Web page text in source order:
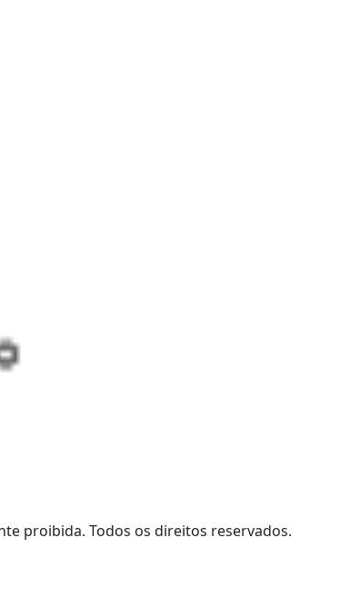
proibida. Todos os direitos reservados.